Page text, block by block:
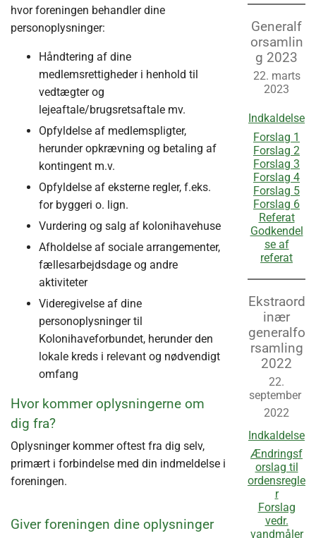
hvor foreningen behandler dine
personoplysninger:
Håndtering af dine
medlemsrettigheder i henhold til
vedtægter og
lejeaftale/brugsretsaftale mv.
Opfyldelse af medlemspligter,
herunder opkrævning og betaling af
kontingent m.v.
Opfyldelse af eksterne regler, f.eks.
for byggeri o. lign.
Vurdering og salg af kolonihavehuse
Afholdelse af sociale arrangementer,
fællesarbejdsdage og andre
aktiviteter
Videregivelse af dine
personoplysninger til
Kolonihaveforbundet, herunder den
lokale kreds i relevant og nødvendigt
omfang
Hvor kommer oplysningerne om
dig fra?
Oplysninger kommer oftest fra dig selv,
primært i forbindelse med din indmeldelse i
foreningen.
Giver foreningen dine oplysninger
Generalf
orsamlin
g 2023
22. marts
2023
Indkaldelse
Forslag 1
Forslag 2
Forslag 3
Forslag 4
Forslag 5
Forslag 6
Referat
Godkendel
se af
referat
Ekstraord
inær
generalfo
rsamling
2022
22.
september
2022
Indkaldelse
Ændringsf
orslag til
ordensregle
r
Forslag
vedr.
vandmåler